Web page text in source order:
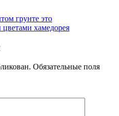
грунте это
хамедорея
Обязательные поля